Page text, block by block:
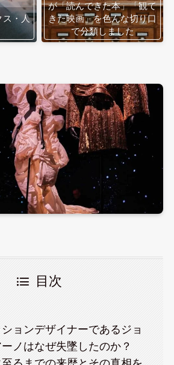
ス・人
が「読んできた本」「観て
きた映画」を色んな切り口
で分類しました
目次
ョンデザイナーであるジョ
ーノはなぜ失墜したのか？